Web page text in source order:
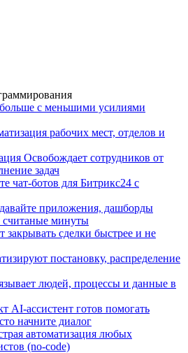
с меньшими усилиями
рабочих мест, отделов и
Освобождает сотрудников от
задач
чат-ботов для Битрикс24 с
приложения, дашборды
считаные минуты
закрывать сделки быстрее и не
постановку, распределение
людей, процессы и данные в
AI-ассистент готов помогать
начните диалог
автоматизация любых
(no-code)